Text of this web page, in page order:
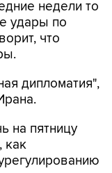
что
дипломатия",
пятницу
на